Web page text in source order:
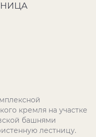
кремля на участке
башнями
лестницу.